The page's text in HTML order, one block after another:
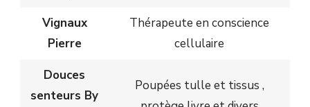
Vignaux
Pierre
Thérapeute en conscience
cellulaire
Douces
senteurs By
Poupées tulle et tissus ,